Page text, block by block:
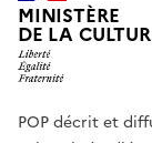
MINISTÈRE
DE LA
POP décrit et